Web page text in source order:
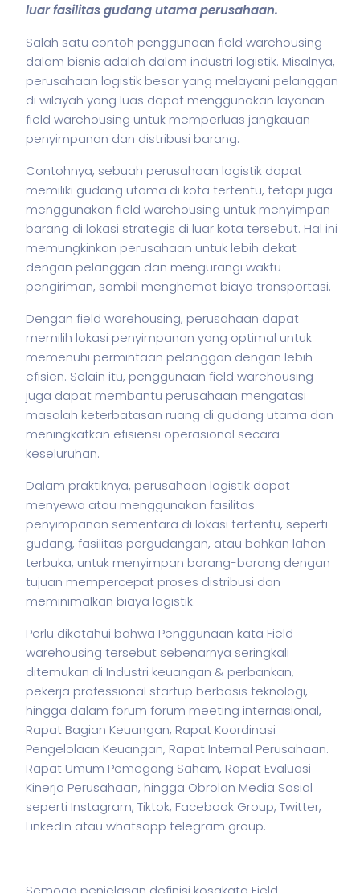
luar fasilitas gudang utama perusahaan.
Salah satu contoh penggunaan field warehousing
dalam bisnis adalah dalam industri logistik. Misalnya,
perusahaan logistik besar yang melayani pelanggan
di wilayah yang luas dapat menggunakan layanan
field warehousing untuk memperluas jangkauan
penyimpanan dan distribusi barang.
Contohnya, sebuah perusahaan logistik dapat
memiliki gudang utama di kota tertentu, tetapi juga
menggunakan field warehousing untuk menyimpan
barang di lokasi strategis di luar kota tersebut. Hal ini
memungkinkan perusahaan untuk lebih dekat
dengan pelanggan dan mengurangi waktu
pengiriman, sambil menghemat biaya transportasi.
Dengan field warehousing, perusahaan dapat
memilih lokasi penyimpanan yang optimal untuk
memenuhi permintaan pelanggan dengan lebih
efisien. Selain itu, penggunaan field warehousing
juga dapat membantu perusahaan mengatasi
masalah keterbatasan ruang di gudang utama dan
meningkatkan efisiensi operasional secara
keseluruhan.
Dalam praktiknya, perusahaan logistik dapat
menyewa atau menggunakan fasilitas
penyimpanan sementara di lokasi tertentu, seperti
gudang, fasilitas pergudangan, atau bahkan lahan
terbuka, untuk menyimpan barang-barang dengan
tujuan mempercepat proses distribusi dan
meminimalkan biaya logistik.
Perlu diketahui bahwa Penggunaan kata Field
warehousing tersebut sebenarnya seringkali
ditemukan di Industri keuangan & perbankan,
pekerja professional startup berbasis teknologi,
hingga dalam forum forum meeting internasional,
Rapat Bagian Keuangan, Rapat Koordinasi
Pengelolaan Keuangan, Rapat Internal Perusahaan.
Rapat Umum Pemegang Saham, Rapat Evaluasi
Kinerja Perusahaan, hingga Obrolan Media Sosial
seperti Instagram, Tiktok, Facebook Group, Twitter,
Linkedin atau whatsapp telegram group.